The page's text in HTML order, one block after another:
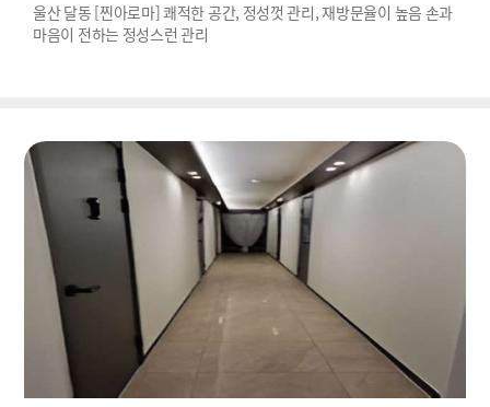
울산 달동 [찐아로마] 쾌적한 공간, 정성껏 관리, 재방문율이 높음 손과
마음이 전하는 정성스런 관리